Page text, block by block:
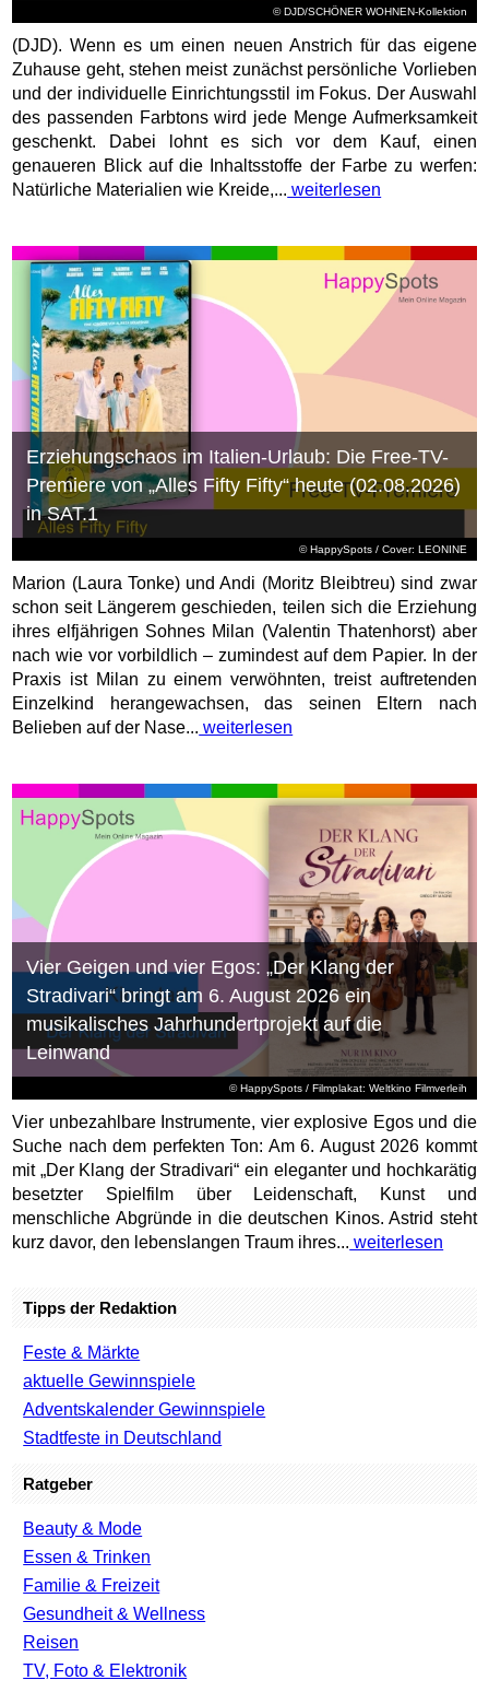
© DJD/SCHÖNER WOHNEN-Kollektion
(DJD). Wenn es um einen neuen Anstrich für das eigene
Zuhause geht, stehen meist zunächst persönliche Vorlieben
und der individuelle Einrichtungsstil im Fokus. Der Auswahl
des passenden Farbtons wird jede Menge Aufmerksamkeit
geschenkt. Dabei lohnt es sich vor dem Kauf, einen
genaueren Blick auf die Inhaltsstoffe der Farbe zu werfen:
Natürliche Materialien wie Kreide,... weiterlesen
© HappySpots / Cover: LEONINE
Erziehungschaos im Italien-Urlaub: Die Free-TV-
Premiere von „Alles Fifty Fifty“ heute (02.08.2026)
in SAT.1
Marion (Laura Tonke) und Andi (Moritz Bleibtreu) sind zwar
schon seit Längerem geschieden, teilen sich die Erziehung
ihres elfjährigen Sohnes Milan (Valentin Thatenhorst) aber
nach wie vor vorbildlich – zumindest auf dem Papier. In der
Praxis ist Milan zu einem verwöhnten, treist auftretenden
Einzelkind herangewachsen, das seinen Eltern nach
Belieben auf der Nase... weiterlesen
© HappySpots / Filmplakat: Weltkino Filmverleih
Vier Geigen und vier Egos: „Der Klang der
Stradivari“ bringt am 6. August 2026 ein
musikalisches Jahrhundertprojekt auf die
Leinwand
Vier unbezahlbare Instrumente, vier explosive Egos und die
Suche nach dem perfekten Ton: Am 6. August 2026 kommt
mit „Der Klang der Stradivari“ ein eleganter und hochkarätig
besetzter Spielfilm über Leidenschaft, Kunst und
menschliche Abgründe in die deutschen Kinos. Astrid steht
kurz davor, den lebenslangen Traum ihres... weiterlesen
Tipps der Redaktion
Feste & Märkte
aktuelle Gewinnspiele
Adventskalender Gewinnspiele
Stadtfeste in Deutschland
Ratgeber
Beauty & Mode
Essen & Trinken
Familie & Freizeit
Gesundheit & Wellness
Reisen
TV, Foto & Elektronik